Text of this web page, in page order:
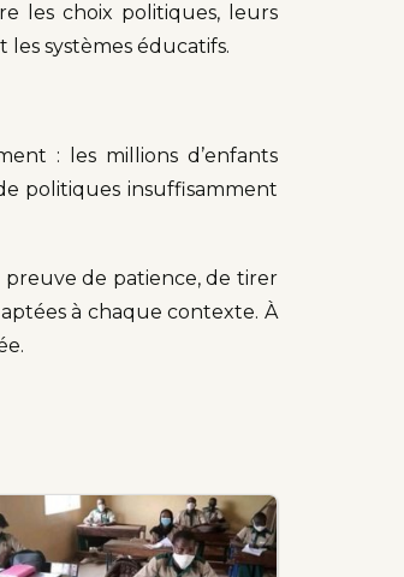
les choix politiques, leurs
systèmes éducatifs.
: les millions d’enfants
politiques insuffisamment
de patience, de tirer
à chaque contexte. À